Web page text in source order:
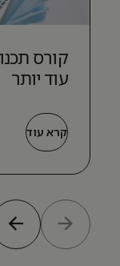
קורס
עוד יותר
קרא עוד